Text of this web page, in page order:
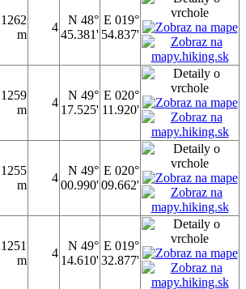
1262
m
4
N 48°
45.381'
E 019°
54.837'
1259
m
4
N 49°
17.525'
E 020°
11.920'
1255
m
4
N 49°
00.990'
E 020°
09.662'
1251
m
4
N 49°
14.610'
E 019°
32.877'